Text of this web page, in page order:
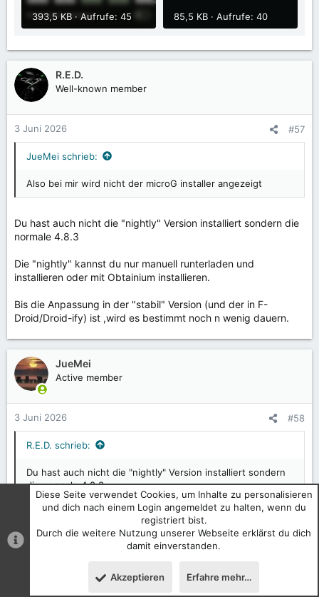
393,5 KB · Aufrufe: 45
85,5 KB · Aufrufe: 40
R.E.D.
Well-known member
3 Juni 2026 #57
JueMei schrieb:
Also bei mir wird nicht der microG installer angezeigt
Du hast auch nicht die "nightly" Version installiert sondern die
normale 4.8.3
Die "nightly" kannst du nur manuell runterladen und
installieren oder mit Obtainium installieren.
Bis die Anpassung in der "stabil" Version (und der in F-
Droid/Droid-ify) ist ,wird es bestimmt noch n wenig dauern.
JueMei
Active member
3 Juni 2026 #58
R.E.D. schrieb:
Du hast auch nicht die "nightly" Version installiert sondern
die normale 4.8.3
Bis die Anpassung in der "stabil" Version (und der in F-
Droid/Droid-ify) ist ,wird es bestimmt noch n wenig dauern.
Ja stimmt die habe ich nicht diese "nightly" Version
Diese Seite verwendet Cookies, um Inhalte zu personalisieren
und dich nach einem Login angemeldet zu halten, wenn du
registriert bist.
Durch die weitere Nutzung unserer Webseite erklärst du dich
damit einverstanden.
Akzeptieren Erfahre mehr…